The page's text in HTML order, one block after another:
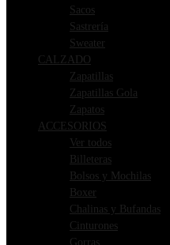
Sacos
Sastrería
Sweater
CALZADO
Zapatillas
Zapatillas Gola
Zapatos
ACCESORIOS
Ver todos
Billeteras
Bolsos y Mochilas
Boxer
Chalinas y Bufandas
Cinturones
Gorras